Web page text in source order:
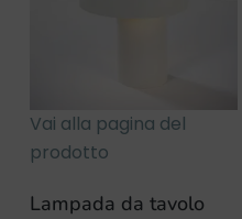
Vai alla pagina del
prodotto
Lampada da tavolo